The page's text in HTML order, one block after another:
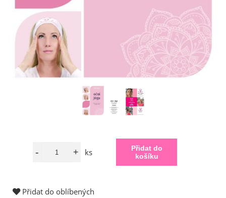
ks
Přidat do oblíbených